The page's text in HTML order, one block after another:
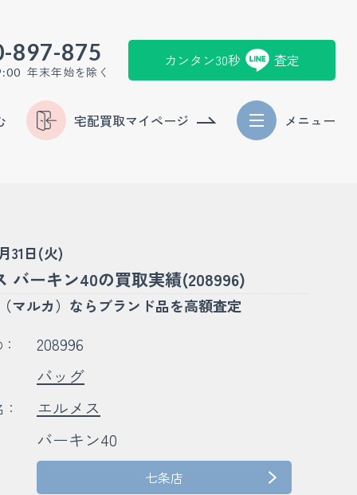
897-875
年末年始を除く
カンタン30秒 査定
宅配買取マイページ メニュー
31日(火)
バーキン40の買取実績(208996)
マルカ）ならブランド品を高額査定
208996
バッグ
エルメス
バーキン40
七条店